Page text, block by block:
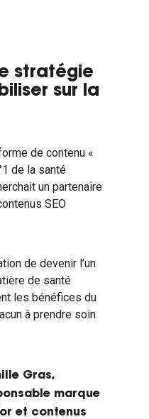
stratégie
sur la
de contenu «
de la santé
un partenaire
SEO
de devenir l’un
de santé
les bénéfices du
à prendre soin
Gras,
marque
et contenus